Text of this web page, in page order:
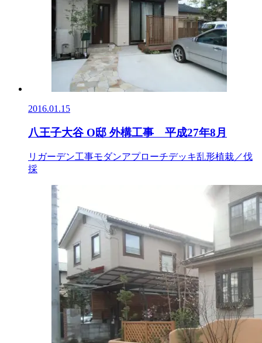
2016.01.15
八王子大谷 O邸 外構工事 平成27年8月
リガーデン工事モダンアプローチデッキ乱形植栽／伐
採